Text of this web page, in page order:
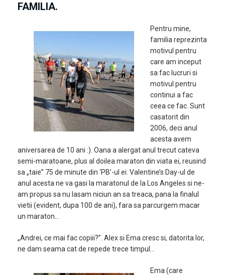
FAMILIA.
Pentru mine,
familia reprezinta
motivul pentru
care am inceput
sa fac lucruri si
motivul pentru
continui a fac
ceea ce fac. Sunt
casatorit din
2006, deci anul
acesta avem
aniversarea de 10 ani :). Oana a alergat anul trecut cateva
semi-maratoane, plus al doilea maraton din viata ei, reusind
sa „taie” 75 de minute din ‘PB’-ul ei. Valentine’s Day-ul de
anul acesta ne va gasi la maratonul de la Los Angeles si ne-
am propus sa nu lasam niciun an sa treaca, pana la finalul
vietii (evident, dupa 100 de ani), fara sa parcurgem macar
un maraton…
„Andrei, ce mai fac copiii?”. Alex si Ema cresc si, datorita lor,
ne dam seama cat de repede trece timpul…
Ema (care